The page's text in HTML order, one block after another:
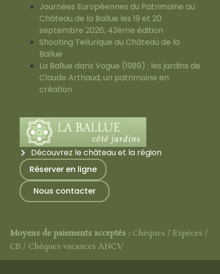
Journées Européennes du Patrimoine au
Château de la Ballue les 19 et 20
septembre 2026, 43ème édition
Shooting Tellurique au Château de la
Ballue
La Ballue dans Vogue (1989) : les jardins de
Claude Arthaud, un patrimoine en
création
Découvrez le château et la région
Réserver en ligne
Nous contacter
Moyens de paiements acceptés : Chèques / Espèces /
CB / Chèques vacances ANCV